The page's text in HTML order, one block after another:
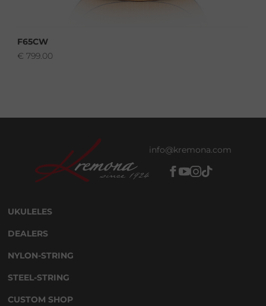
F65CW
€ 799.00
info@kremona.com
UKULELES
DEALERS
NYLON-STRING
STEEL-STRING
CUSTOM SHOP